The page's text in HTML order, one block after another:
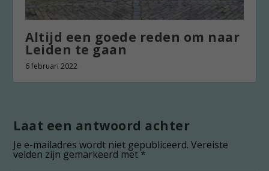
Altijd een goede reden om naar
Leiden te gaan
6 februari 2022
Laat een antwoord achter
Je e-mailadres wordt niet gepubliceerd. Vereiste
velden zijn gemarkeerd met*